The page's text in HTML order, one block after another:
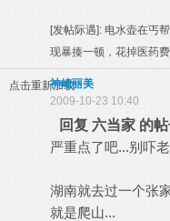
[发帖际遇]: 电水壶在丐
现暴揍一顿，花掉医药
点击重新加载
神崎丽美
2009-10-23 10:40
回复 六当家 的
严重点了吧...别吓
湖南就去过一个张
就是爬山...